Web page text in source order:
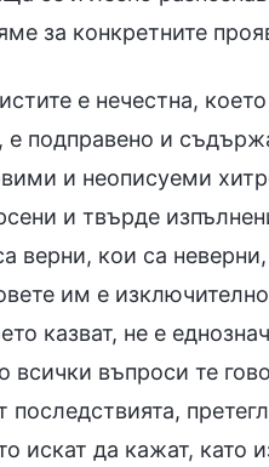
за конкретните
е нечестна,
е подправено и
и неописуеми
и твърде
верни, кои са
им е
казват, не е
всички въпроси те
последствията,
искат да кажат, като